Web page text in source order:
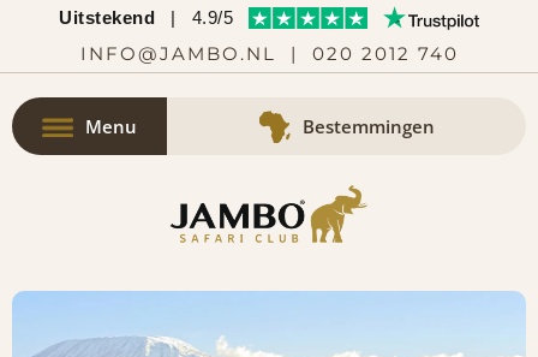
Uitstekend | 4.9/5
INFO@JAMBO.NL | 020 2012 740
Menu Bestemmingen